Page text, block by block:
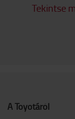
Tekintse
A Toyotáról